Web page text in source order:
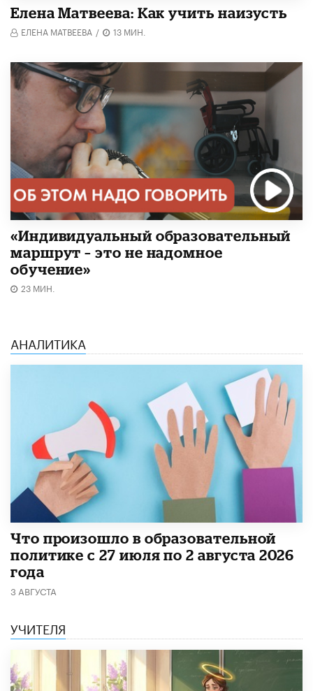
Елена Матвеева: Как учить наизусть
ЕЛЕНА МАТВЕЕВА / 13 МИН.
«Индивидуальный образовательный
маршрут – это не надомное
обучение»
23 МИН.
АНАЛИТИКА
​Что произошло в образовательной
политике с 27 июля по 2 августа 2026
года
3 АВГУСТА
УЧИТЕЛЯ